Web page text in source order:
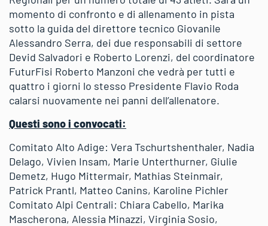
momento di confronto e di allenamento in pista
sotto la guida del direttore tecnico Giovanile
Alessandro Serra, dei due responsabili di settore
Devid Salvadori e Roberto Lorenzi, del coordinatore
FuturFisi Roberto Manzoni che vedrà per tutti e
quattro i giorni lo stesso Presidente Flavio Roda
calarsi nuovamente nei panni dell’allenatore.
Questi sono i convocati:
Comitato Alto Adige: Vera Tschurtshenthaler, Nadia
Delago, Vivien Insam, Marie Unterthurner, Giulie
Demetz, Hugo Mittermair, Mathias Steinmair,
Patrick Prantl, Matteo Canins, Karoline Pichler
Comitato Alpi Centrali: Chiara Cabello, Marika
Mascherona, Alessia Minazzi, Virginia Sosio,